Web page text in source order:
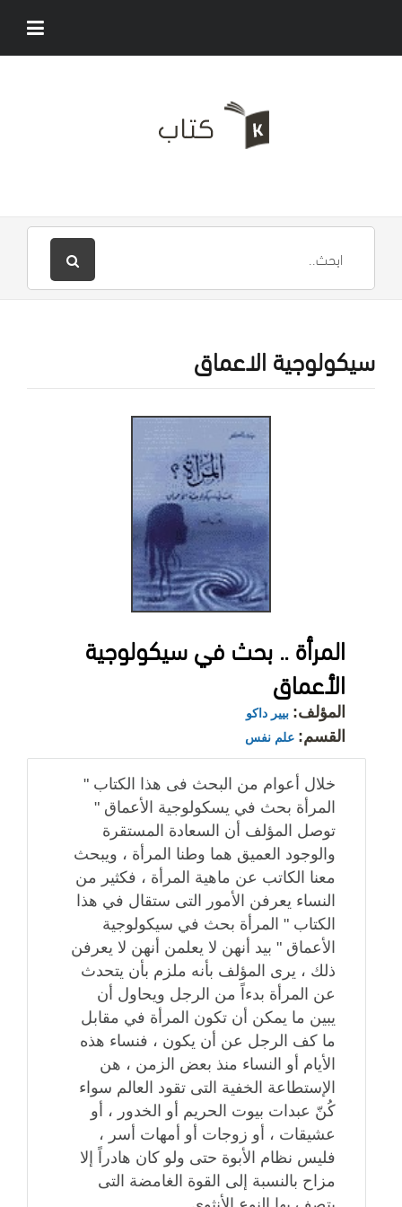
سيكولوجية الاعماق
المرأة .. بحث في سيكولوجية
الأعماق
المؤلف: بيير داكو
القسم: علم نفس
خلال أعوام من البحث فى هذا الكتاب "
المرأة بحث في يسكولوجية الأعماق "
توصل المؤلف أن السعادة المستقرة
والوجود العميق ‏هما وطنا المرأة ، ويبحث
معنا الكاتب عن ماهية المرأة ، فكثير من
النساء يعرفن الأمور التى ستقال في هذا
الكتاب " المرأة بحث في ‏سيكولوجية
الأعماق " بيد أنهن لا يعلمن أنهن لا يعرفن
ذلك ، يرى المؤلف بأنه ملزم بأن يتحدث
عن المرأة بدءاً من الرجل ويحاول ‏أن
يبين ما يمكن أن تكون المرأة في مقابل
ما كف الرجل عن أن يكون ، فنساء هذه
الأيام أو النساء منذ بعض الزمن ، هن
الإستطاعة ‏الخفية التى تقود العالم سواء
كُنّ عبدات بيوت الحريم أو الخدور ، أو
عشيقات ، أو زوجات أو أمهات أسر ،
فليس نظام الأبوة حتى ‏ولو كان هادراً إلا
مزاح بالنسبة إلى القوة الغامضة التى